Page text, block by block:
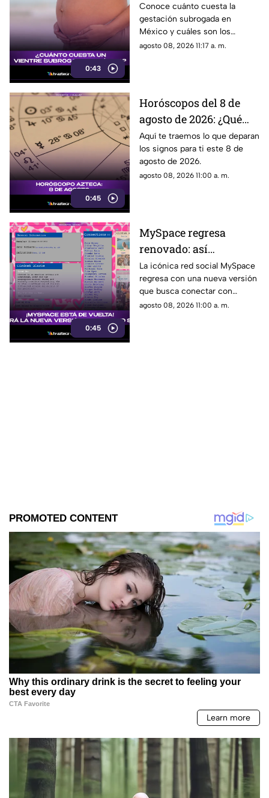
0:43
costos y estados donde
es legal la gestación
subrogada
Conoce cuánto cuesta la
gestación subrogada en
México y cuáles son los
estados donde esta práctica
agosto 08, 2026 11:17 a. m.
0:45
Horóscopos del 8 de
agosto de 2026: ¿Qué
revelan los aztecas
hoy?
Aquí te traemos lo que deparan
los signos para ti este 8 de
agosto de 2026.
agosto 08, 2026 11:00 a. m.
0:45
MySpace regresa
renovado: así
funcionará la nueva
versión de la red social
que marcó una época
La icónica red social MySpace
regresa con una nueva versión
que busca conectar con
usuarios de una nueva
agosto 08, 2026 11:00 a. m.